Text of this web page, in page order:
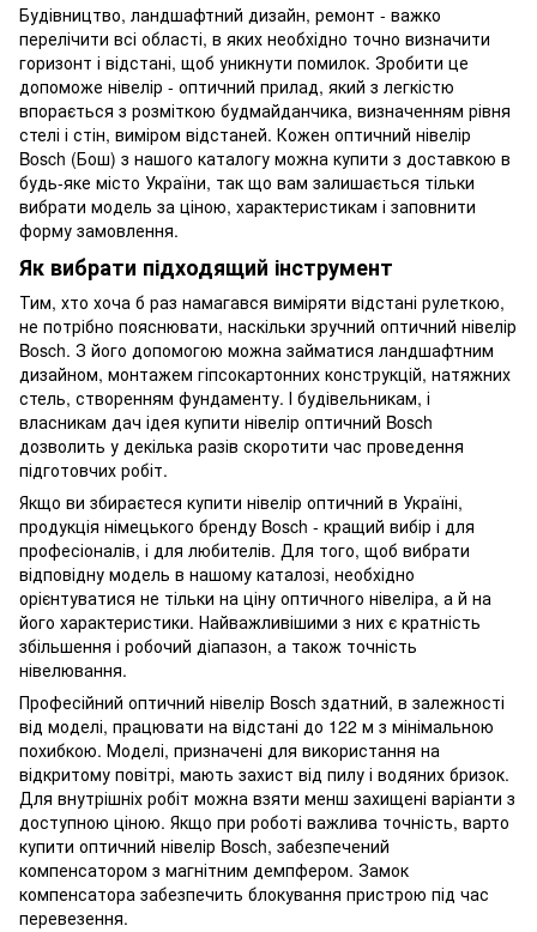
Будівництво, ландшафтний дизайн, ремонт - важко
перелічити всі області, в яких необхідно точно визначити
горизонт і відстані, щоб уникнути помилок. Зробити це
допоможе нівелір - оптичний прилад, який з легкістю
впорається з розміткою будмайданчика, визначенням рівня
стелі і стін, виміром відстаней. Кожен оптичний нівелір
Bosch (Бош) з нашого каталогу можна купити з доставкою в
будь-яке місто України, так що вам залишається тільки
вибрати модель за ціною, характеристикам і заповнити
форму замовлення.
Як вибрати підходящий інструмент
Тим, хто хоча б раз намагався виміряти відстані рулеткою,
не потрібно пояснювати, наскільки зручний оптичний нівелір
Bosch. З його допомогою можна займатися ландшафтним
дизайном, монтажем гіпсокартонних конструкцій, натяжних
стель, створенням фундаменту. І будівельникам, і
власникам дач ідея купити нівелір оптичний Bosch
дозволить у декілька разів скоротити час проведення
підготовчих робіт.
Якщо ви збираєтеся купити нівелір оптичний в Україні,
продукція німецького бренду Bosch - кращий вибір і для
професіоналів, і для любителів. Для того, щоб вибрати
відповідну модель в нашому каталозі, необхідно
орієнтуватися не тільки на ціну оптичного нівеліра, а й на
його характеристики. Найважливішими з них є кратність
збільшення і робочий діапазон, а також точність
нівелювання.
Професійний оптичний нівелір Bosch здатний, в залежності
від моделі, працювати на відстані до 122 м з мінімальною
похибкою. Моделі, призначені для використання на
відкритому повітрі, мають захист від пилу і водяних бризок.
Для внутрішніх робіт можна взяти менш захищені варіанти з
доступною ціною. Якщо при роботі важлива точність, варто
купити оптичний нівелір Bosch, забезпечений
компенсатором з магнітним демпфером. Замок
компенсатора забезпечить блокування пристрою під час
перевезення.